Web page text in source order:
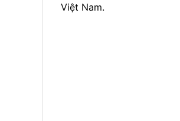
Việt Nam.